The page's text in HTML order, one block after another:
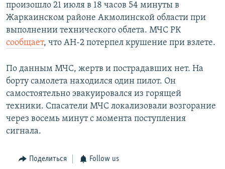
произошло 21 июля в 18 часов 54 минуты в
Жаркаинском районе Акмолинской области при
выполнении технического облета. МЧС РК
сообщает, что АН-2 потерпел крушение при взлете.
По данным МЧС, жертв и пострадавших нет. На
борту самолета находился один пилот. Он
самостоятельно эвакуировался из горящей
техники. Спасатели МЧС локализовали возгорание
через восемь минут с момента поступления
сигнала.
Поделиться Follow us